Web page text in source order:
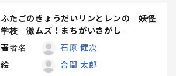
ふたごのきょうだいリンとレンの 妖怪
学校 激ムズ！まちがいさがし
著者名
石原 健次
絵
合間 太郎